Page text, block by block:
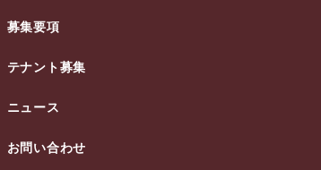
募集要項
テナント募集
ニュース
お問い合わせ